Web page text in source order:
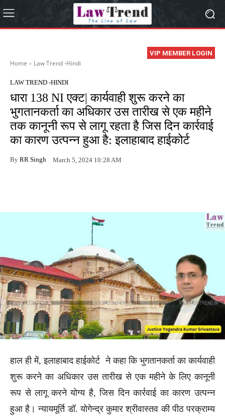
VIP MEMBER LOGIN
Home Law Trend -Hindi
LAW TREND -HINDI
धारा 138 NI एक्ट| कार्यवाही शुरू करने का
भुगतानकर्ता का अधिकार उस तारीख से एक महीने
तक कानूनी रूप से लागू रहता है जिस दिन कार्रवाई
का कारण उत्पन्न हुआ है: इलाहाबाद हाईकोर्ट
By RR Singh March 5, 2024 10:28 AM
हाल ही में, इलाहाबाद हाईकोर्ट ने कहा कि भुगतानकर्ता का कार्यवाही
शुरू करने का अधिकार उस तारीख से एक महीने के लिए कानूनी
रूप से लागू करने योग्य है, जिस दिन कार्रवाई का कारण उत्पन्न
हुआ है। न्यायमूर्ति डॉ. योगेन्द्र कुमार श्रीवास्तव की पीठ परक्राम्य